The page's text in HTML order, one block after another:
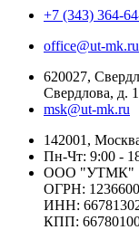
+7 (343) 364-
office@ut-mk.ru
620027,
Свердлова, д.
msk@ut-mk.ru
142001,
Пн-Чт: 9:00 -
ООО "УТМК"
ОГРН:
ИНН:
КПП: